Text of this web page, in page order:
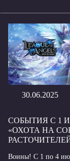
30.06.2025
СОБЫТИЯ С 1
«ОХОТА НА
Воины! С 1 по 4